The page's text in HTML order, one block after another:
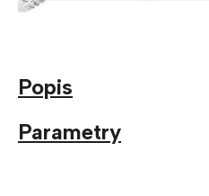
Popis
Parametry